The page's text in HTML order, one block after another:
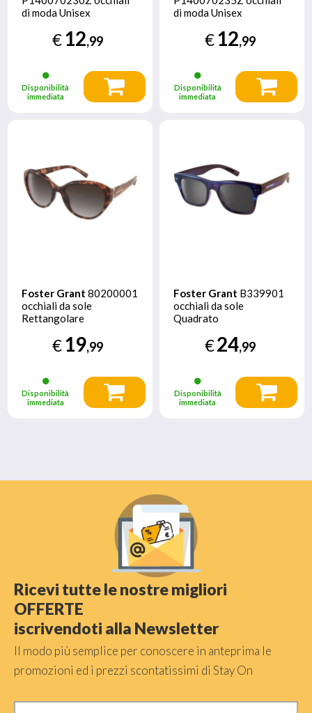
di moda Unisex
piena Blu
€12,99
Disponibilità
immediata
di moda Unisex
piena Blu
€12,99
Disponibilità
immediata
Foster Grant 80200001
occhiali da sole
Rettangolare
€19,99
Disponibilità
immediata
Foster Grant B339901
occhiali da sole
Quadrato
€24,99
Disponibilità
immediata
Ricevi tutte le nostre migliori
OFFERTE
iscrivendoti alla Newsletter
Il modo più semplice per conoscere in anteprima le
promozioni ed i prezzi scontatissimi di Stay On